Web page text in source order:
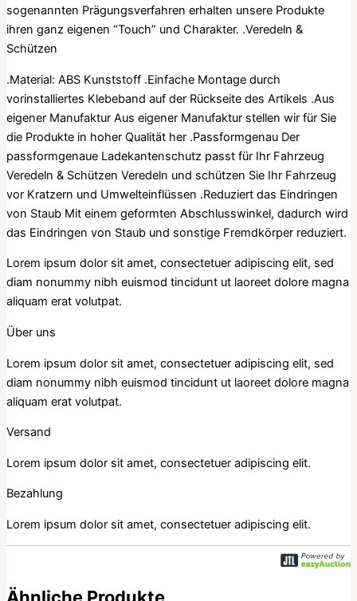
sogenannten Prägungsverfahren erhalten unsere Produkte
ihren ganz eigenen “Touch” und Charakter. .Veredeln &
Schützen
.Material: ABS Kunststoff .Einfache Montage durch
vorinstalliertes Klebeband auf der Rückseite des Artikels .Aus
eigener Manufaktur Aus eigener Manufaktur stellen wir für Sie
die Produkte in hoher Qualität her .Passformgenau Der
passformgenaue Ladekantenschutz passt für Ihr Fahrzeug
Veredeln & Schützen Veredeln und schützen Sie Ihr Fahrzeug
vor Kratzern und Umwelteinflüssen .Reduziert das Eindringen
von Staub Mit einem geformten Abschlusswinkel, dadurch wird
das Eindringen von Staub und sonstige Fremdkörper reduziert.
Lorem ipsum dolor sit amet, consectetuer adipiscing elit, sed
diam nonummy nibh euismod tincidunt ut laoreet dolore magna
aliquam erat volutpat.
Über uns
Lorem ipsum dolor sit amet, consectetuer adipiscing elit, sed
diam nonummy nibh euismod tincidunt ut laoreet dolore magna
aliquam erat volutpat.
Versand
Lorem ipsum dolor sit amet, consectetuer adipiscing elit.
Bezahlung
Lorem ipsum dolor sit amet, consectetuer adipiscing elit.
Ähnliche Produkte